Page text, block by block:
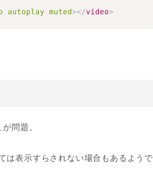
autoplay muted></video>
問題。
は表示すらされない場合もあるようで